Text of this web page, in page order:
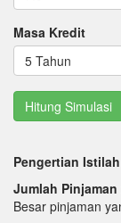
Masa Kredit
5 Tahun
Pengertian
Jumlah Pinjaman
Besar pinjaman